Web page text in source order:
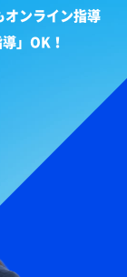
ンライン指導
」OK！